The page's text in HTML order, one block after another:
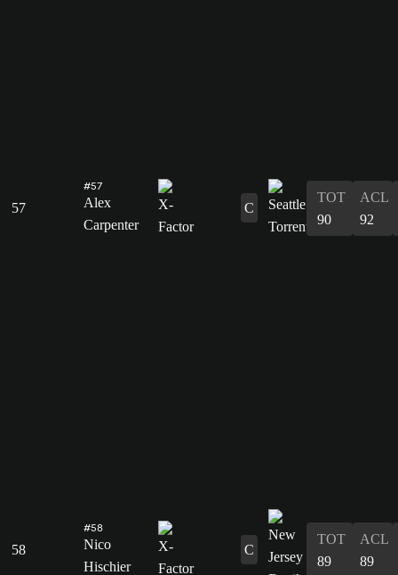
57
#57
Alex
Carpenter
C
TOT
90
ACL
92
58
#58
Nico
Hischier
C
TOT
89
ACL
89